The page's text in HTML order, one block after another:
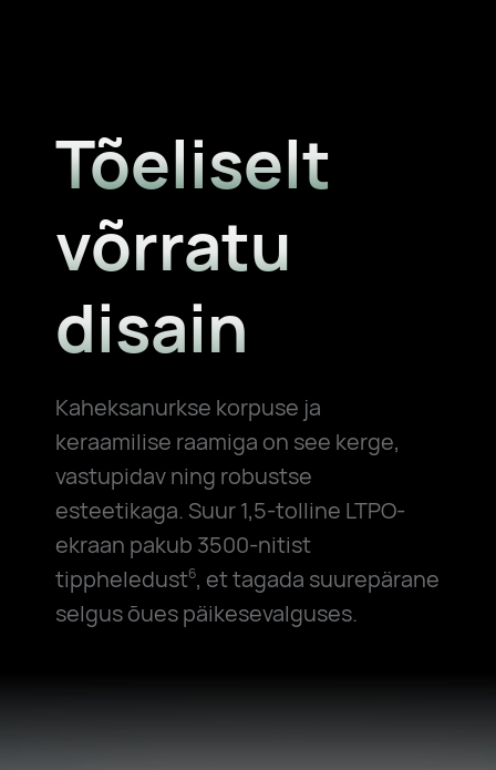
Tõeliselt
võrratu
disain
Kaheksanurkse korpuse ja
keraamilise raamiga on see kerge,
vastupidav ning robustse
esteetikaga. Suur 1,5-tolline LTPO-
ekraan pakub 3500-nitist
tippheledust6, et tagada suurepärane
selgus õues päikesevalguses.